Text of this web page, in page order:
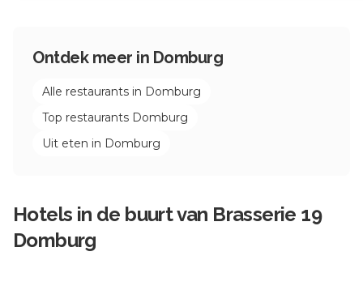
Ontdek meer in Domburg
Alle restaurants in Domburg
Top restaurants Domburg
Uit eten in Domburg
Hotels in de buurt van Brasserie 19
Domburg